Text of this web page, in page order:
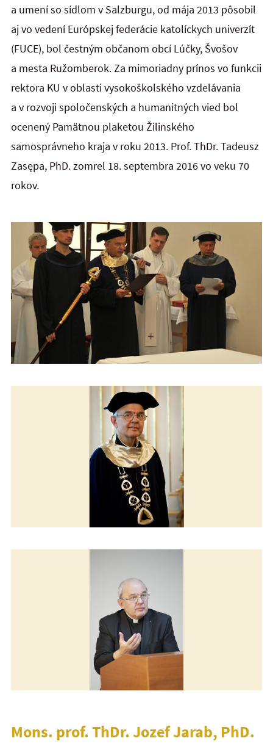
a umení so sídlom v Salzburgu, od mája 2013 pôsobil
aj vo vedení Európskej federácie katolíckych univerzít
(FUCE), bol čestným občanom obcí Lúčky, Švošov
a mesta Ružomberok. Za mimoriadny prínos vo funkcii
rektora KU v oblasti vysokoškolského vzdelávania
a v rozvoji spoločenských a humanitných vied bol
ocenený Pamätnou plaketou Žilinského
samosprávneho kraja v roku 2013. Prof. ThDr. Tadeusz
Zasępa, PhD. zomrel 18. septembra 2016 vo veku 70
rokov.
Mons. prof. ThDr. Jozef Jarab, PhD.